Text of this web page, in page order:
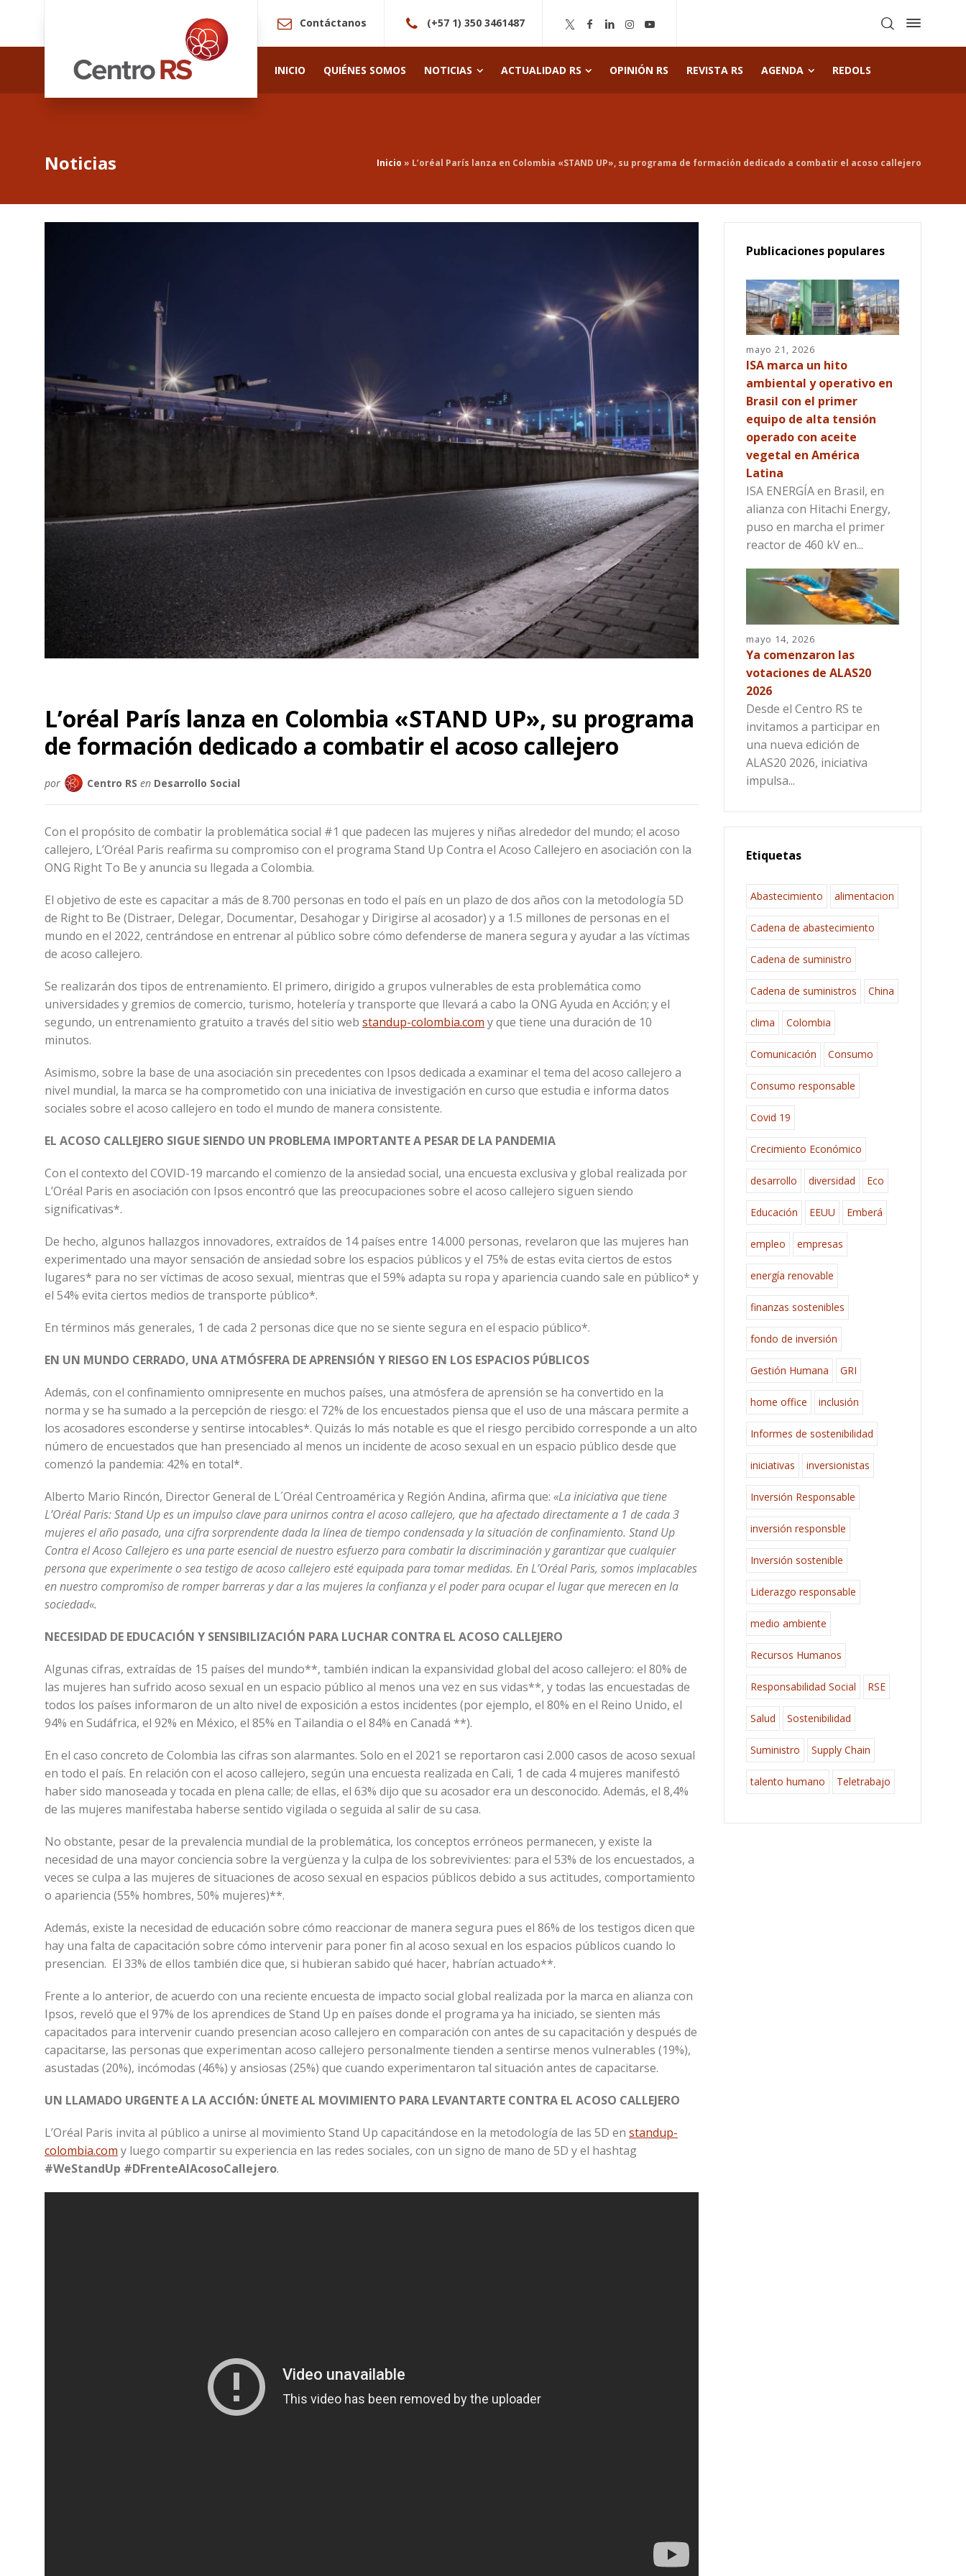
Contáctanos (+57 1) 350 3461487
INICIO QUIÉNES SOMOS NOTICIAS ACTUALIDAD RS OPINIÓN RS REVISTA RS AGENDA REDOLS
Noticias Inicio » L’oréal París lanza en Colombia «STAND UP», su programa de formación dedicado a combatir el acoso callejero
L’oréal París lanza en Colombia «STAND UP», su programa
de formación dedicado a combatir el acoso callejero
por Centro RS en Desarrollo Social
Con el propósito de combatir la problemática social #1 que padecen las mujeres y niñas alrededor del mundo; el acoso
callejero, L’Oréal Paris reafirma su compromiso con el programa Stand Up Contra el Acoso Callejero en asociación con la
ONG Right To Be y anuncia su llegada a Colombia.
El objetivo de este es capacitar a más de 8.700 personas en todo el país en un plazo de dos años con la metodología 5D
de Right to Be (Distraer, Delegar, Documentar, Desahogar y Dirigirse al acosador) y a 1.5 millones de personas en el
mundo en el 2022, centrándose en entrenar al público sobre cómo defenderse de manera segura y ayudar a las víctimas
de acoso callejero.
Se realizarán dos tipos de entrenamiento. El primero, dirigido a grupos vulnerables de esta problemática como
universidades y gremios de comercio, turismo, hotelería y transporte que llevará a cabo la ONG Ayuda en Acción; y el
segundo, un entrenamiento gratuito a través del sitio web standup-colombia.com y que tiene una duración de 10
minutos.
Asimismo, sobre la base de una asociación sin precedentes con Ipsos dedicada a examinar el tema del acoso callejero a
nivel mundial, la marca se ha comprometido con una iniciativa de investigación en curso que estudia e informa datos
sociales sobre el acoso callejero en todo el mundo de manera consistente.
EL ACOSO CALLEJERO SIGUE SIENDO UN PROBLEMA IMPORTANTE A PESAR DE LA PANDEMIA
Con el contexto del COVID-19 marcando el comienzo de la ansiedad social, una encuesta exclusiva y global realizada por
L’Oréal Paris en asociación con Ipsos encontró que las preocupaciones sobre el acoso callejero siguen siendo
significativas*.
De hecho, algunos hallazgos innovadores, extraídos de 14 países entre 14.000 personas, revelaron que las mujeres han
experimentado una mayor sensación de ansiedad sobre los espacios públicos y el 75% de estas evita ciertos de estos
lugares* para no ser víctimas de acoso sexual, mientras que el 59% adapta su ropa y apariencia cuando sale en público* y
el 54% evita ciertos medios de transporte público*.
En términos más generales, 1 de cada 2 personas dice que no se siente segura en el espacio público*.
EN UN MUNDO CERRADO, UNA ATMÓSFERA DE APRENSIÓN Y RIESGO EN LOS ESPACIOS PÚBLICOS
Además, con el confinamiento omnipresente en muchos países, una atmósfera de aprensión se ha convertido en la
norma y se ha sumado a la percepción de riesgo: el 72% de los encuestados piensa que el uso de una máscara permite a
los acosadores esconderse y sentirse intocables*. Quizás lo más notable es que el riesgo percibido corresponde a un alto
número de encuestados que han presenciado al menos un incidente de acoso sexual en un espacio público desde que
comenzó la pandemia: 42% en total*.
Alberto Mario Rincón, Director General de L´Oréal Centroamérica y Región Andina, afirma que: «La iniciativa que tiene
L’Oréal Paris: Stand Up es un impulso clave para unirnos contra el acoso callejero, que ha afectado directamente a 1 de cada 3
mujeres el año pasado, una cifra sorprendente dada la línea de tiempo condensada y la situación de confinamiento. Stand Up
Contra el Acoso Callejero es una parte esencial de nuestro esfuerzo para combatir la discriminación y garantizar que cualquier
persona que experimente o sea testigo de acoso callejero esté equipada para tomar medidas. En L’Oréal Paris, somos implacables
en nuestro compromiso de romper barreras y dar a las mujeres la confianza y el poder para ocupar el lugar que merecen en la
sociedad«.
NECESIDAD DE EDUCACIÓN Y SENSIBILIZACIÓN PARA LUCHAR CONTRA EL ACOSO CALLEJERO
Algunas cifras, extraídas de 15 países del mundo**, también indican la expansividad global del acoso callejero: el 80% de
las mujeres han sufrido acoso sexual en un espacio público al menos una vez en sus vidas**, y todas las encuestadas de
todos los países informaron de un alto nivel de exposición a estos incidentes (por ejemplo, el 80% en el Reino Unido, el
94% en Sudáfrica, el 92% en México, el 85% en Tailandia o el 84% en Canadá **).
En el caso concreto de Colombia las cifras son alarmantes. Solo en el 2021 se reportaron casi 2.000 casos de acoso sexual
en todo el país. En relación con el acoso callejero, según una encuesta realizada en Cali, 1 de cada 4 mujeres manifestó
haber sido manoseada y tocada en plena calle; de ellas, el 63% dijo que su acosador era un desconocido. Además, el 8,4%
de las mujeres manifestaba haberse sentido vigilada o seguida al salir de su casa.
No obstante, pesar de la prevalencia mundial de la problemática, los conceptos erróneos permanecen, y existe la
necesidad de una mayor conciencia sobre la vergüenza y la culpa de los sobrevivientes: para el 53% de los encuestados, a
veces se culpa a las mujeres de situaciones de acoso sexual en espacios públicos debido a sus actitudes, comportamiento
o apariencia (55% hombres, 50% mujeres)**.
Además, existe la necesidad de educación sobre cómo reaccionar de manera segura pues el 86% de los testigos dicen que
hay una falta de capacitación sobre cómo intervenir para poner fin al acoso sexual en los espacios públicos cuando lo
presencian. El 33% de ellos también dice que, si hubieran sabido qué hacer, habrían actuado**.
Frente a lo anterior, de acuerdo con una reciente encuesta de impacto social global realizada por la marca en alianza con
Ipsos, reveló que el 97% de los aprendices de Stand Up en países donde el programa ya ha iniciado, se sienten más
capacitados para intervenir cuando presencian acoso callejero en comparación con antes de su capacitación y después de
capacitarse, las personas que experimentan acoso callejero personalmente tienden a sentirse menos vulnerables (19%),
asustadas (20%), incómodas (46%) y ansiosas (25%) que cuando experimentaron tal situación antes de capacitarse.
UN LLAMADO URGENTE A LA ACCIÓN: ÚNETE AL MOVIMIENTO PARA LEVANTARTE CONTRA EL ACOSO CALLEJERO
L’Oréal Paris invita al público a unirse al movimiento Stand Up capacitándose en la metodología de las 5D en standup-
colombia.com y luego compartir su experiencia en las redes sociales, con un signo de mano de 5D y el hashtag
#WeStandUp #DFrenteAlAcosoCallejero.
Publicaciones populares
mayo 21, 2026
ISA marca un hito
ambiental y operativo en
Brasil con el primer
equipo de alta tensión
operado con aceite
vegetal en América
Latina
ISA ENERGÍA en Brasil, en
alianza con Hitachi Energy,
puso en marcha el primer
reactor de 460 kV en...
mayo 14, 2026
Ya comenzaron las
votaciones de ALAS20
2026
Desde el Centro RS te
invitamos a participar en
una nueva edición de
ALAS20 2026, iniciativa
impulsa...
Etiquetas
Abastecimiento alimentacion
Cadena de abastecimiento
Cadena de suministro
Cadena de suministros China
clima Colombia
Comunicación Consumo
Consumo responsable
Covid 19
Crecimiento Económico
desarrollo diversidad Eco
Educación EEUU Emberá
empleo empresas
energía renovable
finanzas sostenibles
fondo de inversión
Gestión Humana GRI
home office inclusión
Informes de sostenibilidad
iniciativas inversionistas
Inversión Responsable
inversión responsble
Inversión sostenible
Liderazgo responsable
medio ambiente
Recursos Humanos
Responsabilidad Social RSE
Salud Sostenibilidad
Suministro Supply Chain
talento humano Teletrabajo